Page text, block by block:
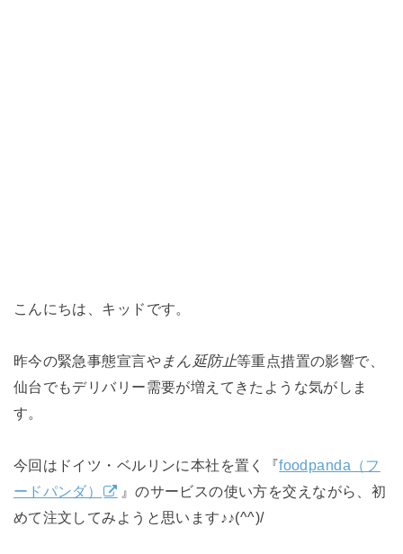
こんにちは、キッドです。
昨今の緊急事態宣言やまん延防止等重点措置の影響で、
仙台でもデリバリー需要が増えてきたような気がしま
す。
今回はドイツ・ベルリンに本社を置く『foodpanda（フ
ードパンダ）
』のサービスの使い方を交えながら、初
めて注文してみようと思います♪♪(^^)/